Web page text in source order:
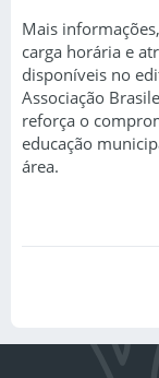
Mais
carga horária e
disponíveis no
Associação
reforça o
educação
área.